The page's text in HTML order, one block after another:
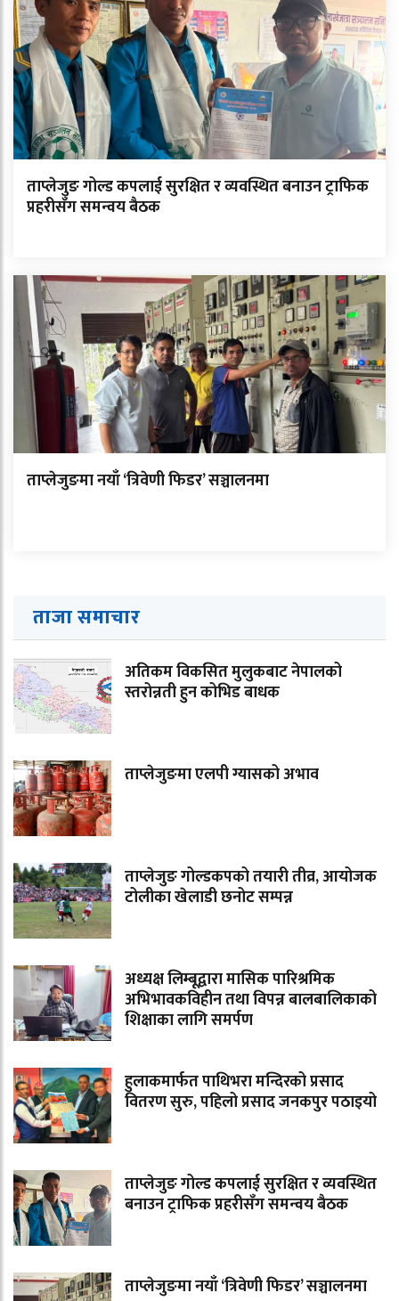
ताप्लेजुङ गोल्ड कपलाई सुरक्षित र व्यवस्थित बनाउन ट्राफिक
प्रहरीसँग समन्वय बैठक
ताप्लेजुङमा नयाँ ‘त्रिवेणी फिडर’ सञ्चालनमा
ताजा समाचार
अतिकम विकसित मुलुकबाट नेपालको
स्तरोन्नती हुन कोभिड बाधक
ताप्लेजुङमा एलपी ग्यासको अभाव
ताप्लेजुङ गोल्डकपको तयारी तीव्र, आयोजक
टोलीका खेलाडी छनोट सम्पन्न
अध्यक्ष लिम्बूद्वारा मासिक पारिश्रमिक
अभिभावकविहीन तथा विपन्न बालबालिकाको
शिक्षाका लागि समर्पण
हुलाकमार्फत पाथिभरा मन्दिरको प्रसाद
वितरण सुरु, पहिलो प्रसाद जनकपुर पठाइयो
ताप्लेजुङ गोल्ड कपलाई सुरक्षित र व्यवस्थित
बनाउन ट्राफिक प्रहरीसँग समन्वय बैठक
ताप्लेजुङमा नयाँ ‘त्रिवेणी फिडर’ सञ्चालनमा